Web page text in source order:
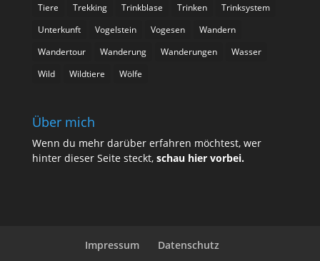
Tiere
Trekking Trinkblase Trinken
Trinksystem
Unterkunft
Vogelstein Vogesen
Wandern
Wandertour
Wanderung Wanderungen
Wasser
Wild
Wildtiere Wölfe
Über mich
Wenn du mehr darüber erfahren möchtest, wer
hinter dieser Seite steckt, schau hier vorbei.
Impressum Datenschutz